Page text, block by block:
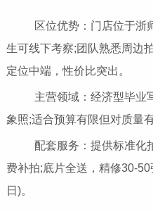
区位优势：门店位于浙
生可线下考察;团队熟悉周边
定位中端，性价比突出。
主营领域：经济型毕业
象照;适合预算有限但对质量
配套服务：提供标准化
费补拍;底片全送，精修30-
日)。